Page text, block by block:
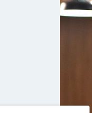
無料研修＆就職支援